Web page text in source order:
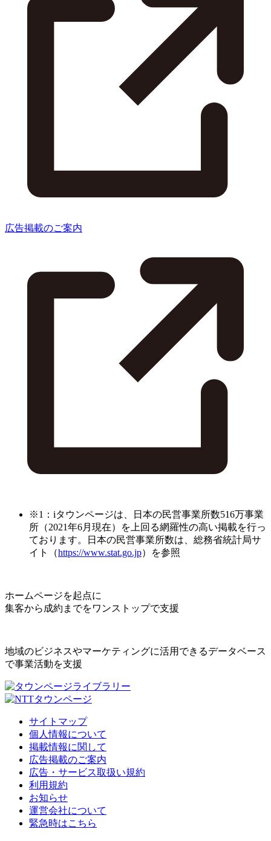
広告掲載のご案内
※1：iタウンページは、日本の民営事業所数516万事業
所（2021年6月現在）を上回る網羅性の高い掲載を行っ
ております。日本の民営事業所数は、総務省統計局サ
イト（https://www.stat.go.jp）を参照
ホームページを起点に
集客から成約までをワンストップで支援
地域のビジネスやマーケティングに活用できるデータベース
で事業活動を支援
サイトマップ
個人情報について
掲載情報に関して
広告掲載のご案内
広告・サービス取扱い規約
利用規約
お知らせ
運営会社について
緊急時はこちら